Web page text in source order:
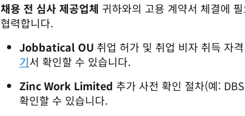
채용 전 심사 제공업체 귀하와의 고용 계약서 체결에
협력합니다.
Jobbatical OU 취업 허가 및 취업 비자 취득 자
기서 확인할 수 있습니다.
Zinc Work Limited 추가 사전 확인 절차(예:
확인할 수 있습니다.